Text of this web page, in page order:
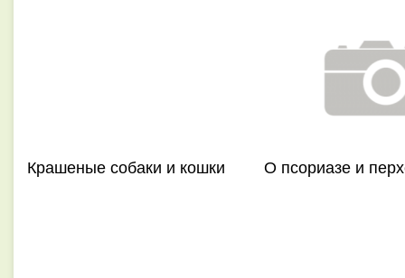
Крашеные собаки и кошки О псориазе и